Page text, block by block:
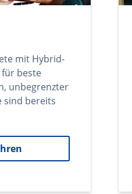
mit Hybrid-
für beste
unbegrenzter
sind bereits